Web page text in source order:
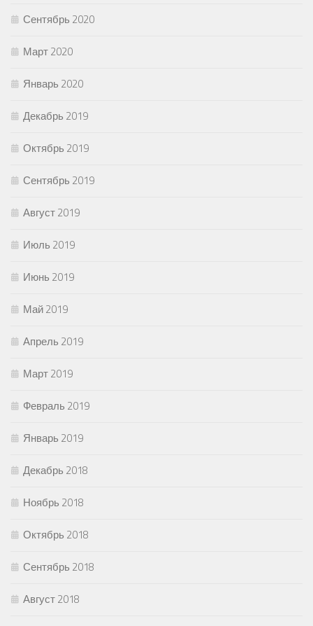
Сентябрь 2020
Март 2020
Январь 2020
Декабрь 2019
Октябрь 2019
Сентябрь 2019
Август 2019
Июль 2019
Июнь 2019
Май 2019
Апрель 2019
Март 2019
Февраль 2019
Январь 2019
Декабрь 2018
Ноябрь 2018
Октябрь 2018
Сентябрь 2018
Август 2018